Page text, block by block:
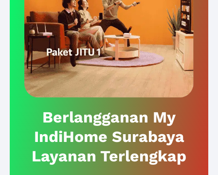
Berlangganan My
IndiHome Surabaya
Layanan Terlengkap